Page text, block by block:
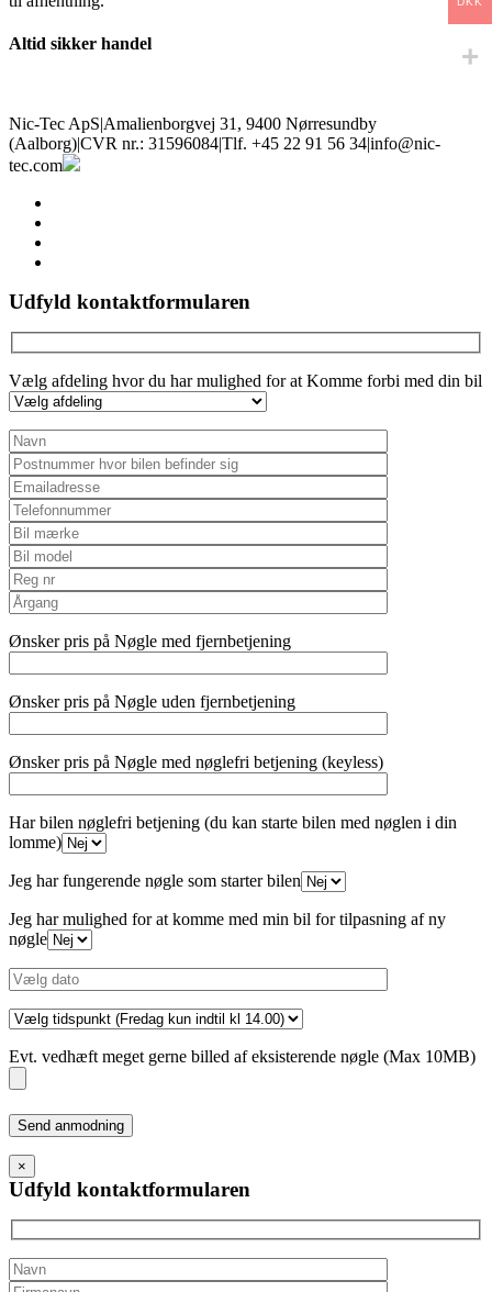
Altid sikker handel
Nic-Tec ApS|Amalienborgvej 31, 9400 Nørresundby
(Aalborg)|CVR nr.: 31596084|Tlf. +45 22 91 56 34|info@nic-
tec.com
Udfyld kontaktformularen
Vælg afdeling hvor du har mulighed for at Komme forbi med din bil
Ønsker pris på Nøgle med fjernbetjening
Ønsker pris på Nøgle uden fjernbetjening
Ønsker pris på Nøgle med nøglefri betjening (keyless)
Har bilen nøglefri betjening (du kan starte bilen med nøglen i din
lomme)
Jeg har fungerende nøgle som starter bilen
Jeg har mulighed for at komme med min bil for tilpasning af ny
nøgle
Evt. vedhæft meget gerne billed af eksisterende nøgle (Max 10MB)
Please
leave
this
field
empty.
×
Udfyld kontaktformularen